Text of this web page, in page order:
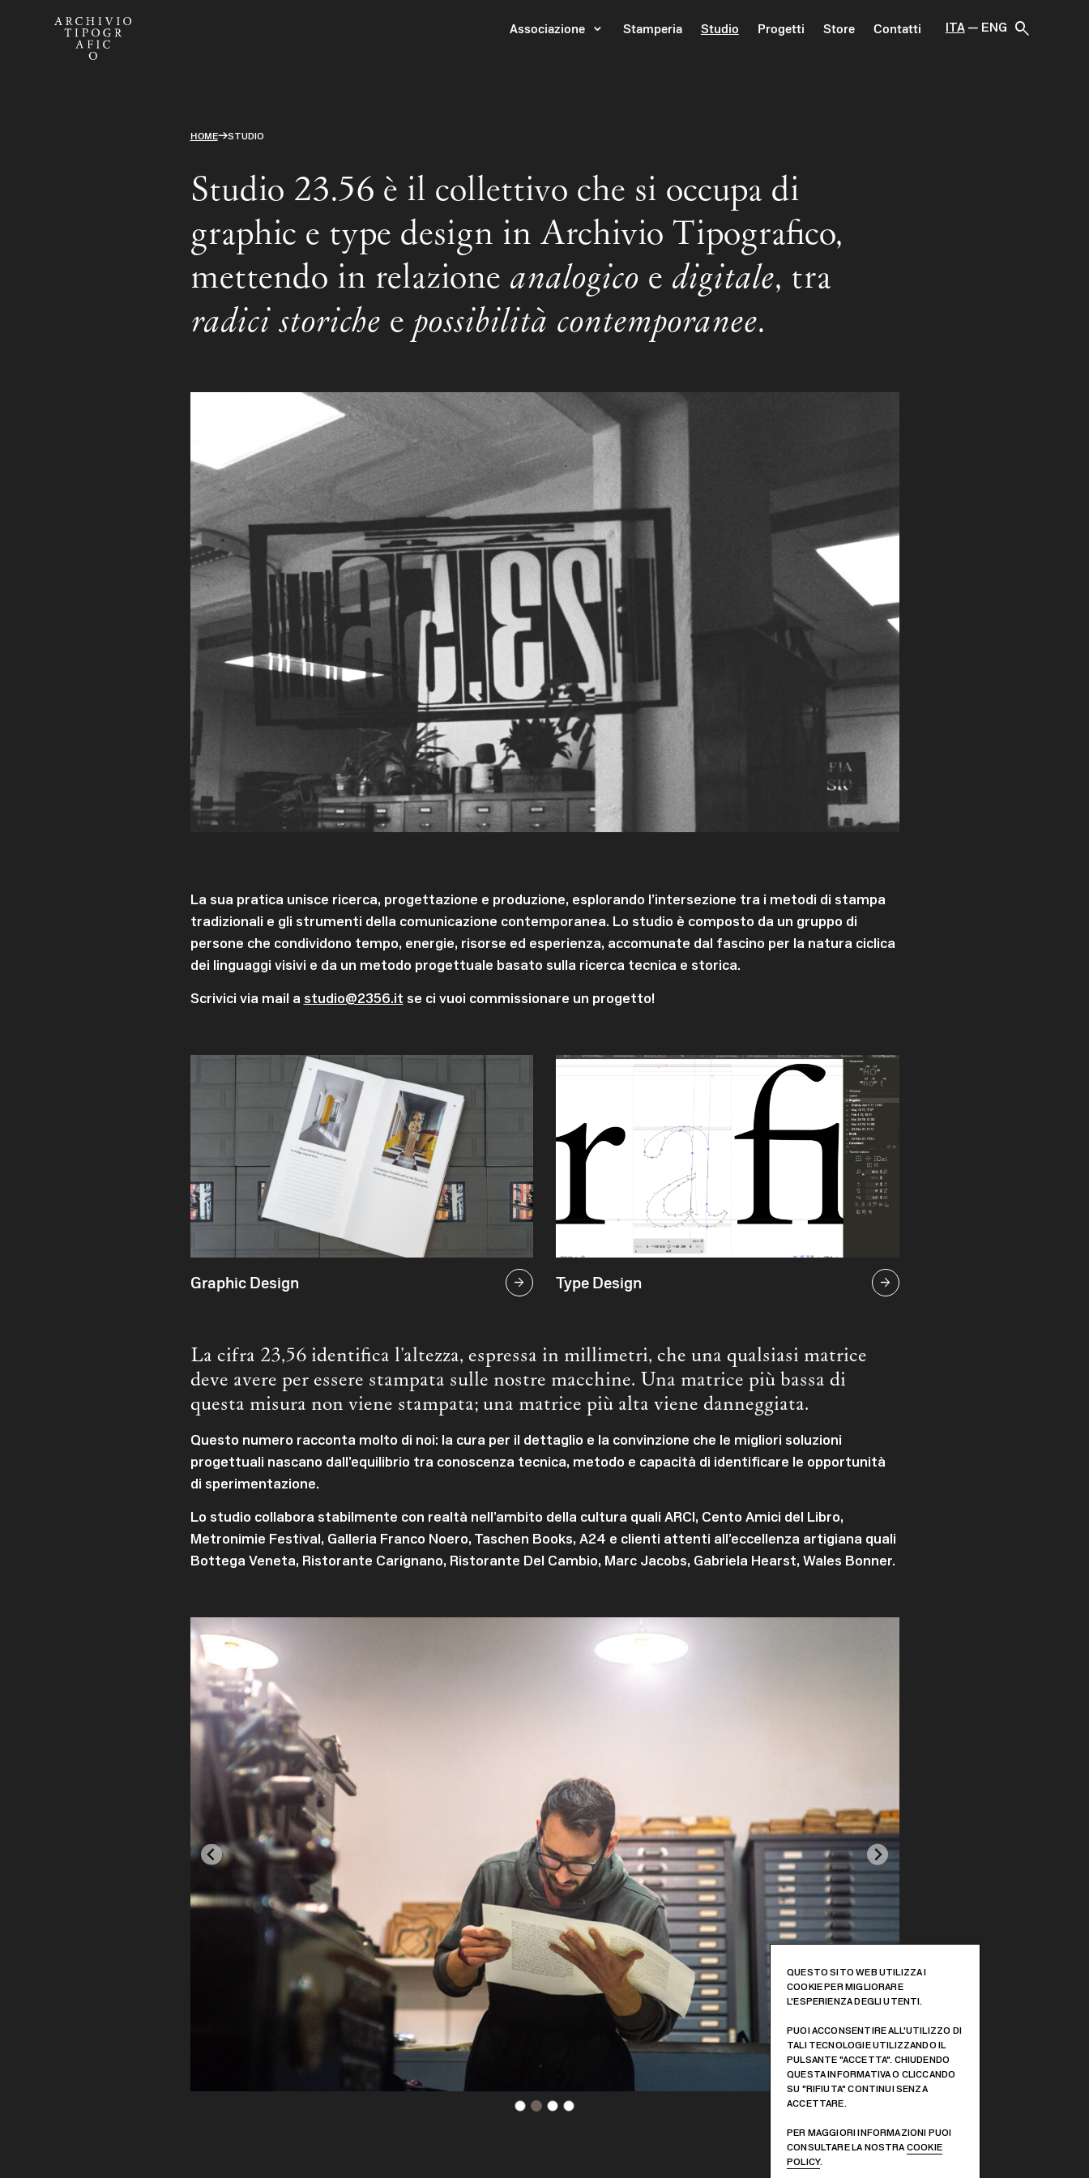
Associazione Stamperia Studio Progetti Store Contatti ITA ENG search
HOME→STUDIO
Studio 23.56 è il collettivo che si occupa di
graphic e type design in Archivio Tipografico,
mettendo in relazione analogico e digitale, tra
radici storiche e possibilità contemporanee.
La sua pratica unisce ricerca, progettazione e produzione, esplorando l’intersezione tra i metodi di stampa
tradizionali e gli strumenti della comunicazione contemporanea. Lo studio è composto da un gruppo di
persone che condividono tempo, energie, risorse ed esperienza, accomunate dal fascino per la natura ciclica
dei linguaggi visivi e da un metodo progettuale basato sulla ricerca tecnica e storica.
Scrivici via mail a studio@2356.it se ci vuoi commissionare un progetto!
Graphic Design  Type Design 
La cifra 23,56 identifica l’altezza, espressa in millimetri, che una qualsiasi matrice
deve avere per essere stampata sulle nostre macchine. Una matrice più bassa di
questa misura non viene stampata; una matrice più alta viene danneggiata.
Questo numero racconta molto di noi: la cura per il dettaglio e la convinzione che le migliori soluzioni
progettuali nascano dall’equilibrio tra conoscenza tecnica, metodo e capacità di identificare le opportunità
di sperimentazione.
Lo studio collabora stabilmente con realtà nell’ambito della cultura quali ARCI, Cento Amici del Libro,
Metronimie Festival, Galleria Franco Noero, Taschen Books, A24 e clienti attenti all’eccellenza artigiana quali
Bottega Veneta, Ristorante Carignano, Ristorante Del Cambio, Marc Jacobs, Gabriela Hearst, Wales Bonner.
QUESTO SITO WEB UTILIZZA I
COOKIE PER MIGLIORARE
L'ESPERIENZA DEGLI UTENTI.
PUOI ACCONSENTIRE ALL'UTILIZZO DI
TALI TECNOLOGIE UTILIZZANDO IL
PULSANTE "ACCETTA". CHIUDENDO
QUESTA INFORMATIVA O CLICCANDO
SU "RIFIUTA" CONTINUI SENZA
ACCETTARE.
PER MAGGIORI INFORMAZIONI PUOI
CONSULTARE LA NOSTRACOOKIE
POLICY.